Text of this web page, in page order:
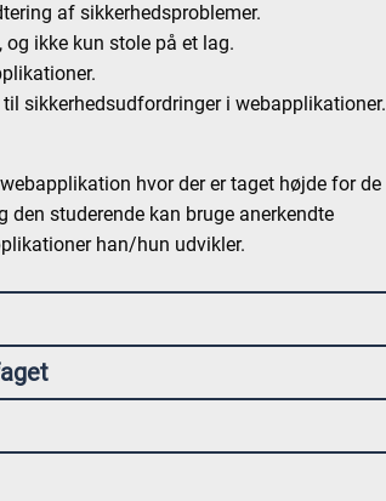
af sikkerhedsproblemer.
ikke kun stole på et lag.
sikkerhedsudfordringer i webapplikationer.
hvor der er taget højde for de
den studerende kan bruge anerkendte
han/hun udvikler.